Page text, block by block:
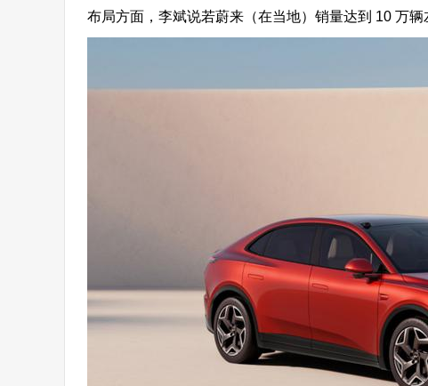
布局方面，李斌说若蔚来（在当地）销量达到 10 万